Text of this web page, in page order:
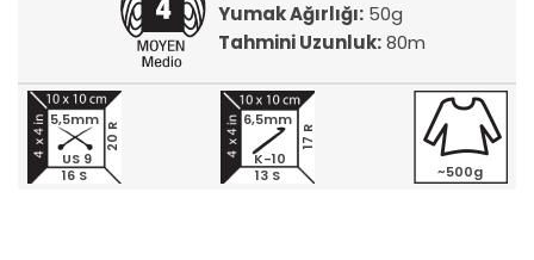
Yumak Ağırlığı: 50g
Tahmini Uzunluk:80m
16 S
20 R
5,5mm
US 9
13 S
17 R
6,5mm
K-10
~500g